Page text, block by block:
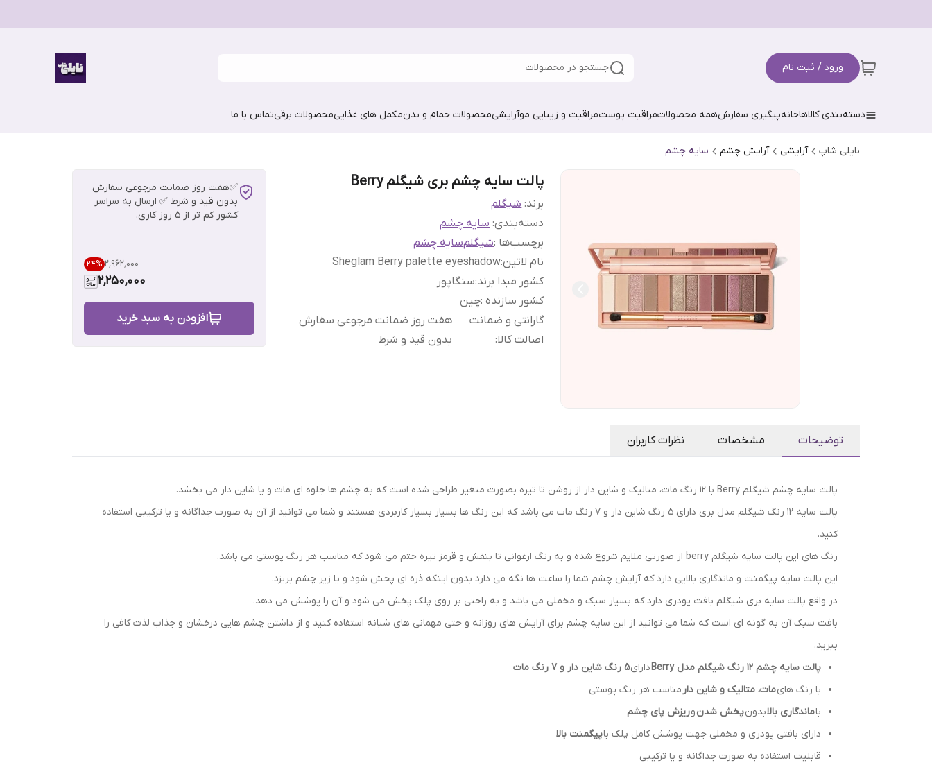
ورود / ثبت نام جستجو در محصولات
دسته‌بندی کالاهاخانهپیگیری سفارشهمه محصولاتمراقبت پوستمراقبت و زیبایی موآرایشیمحصولات حمام و بدنمکمل های غذاییمحصولات برقیتماس با ما
نایلی شاپ آرایشی آرایش چشم سایه چشم
پالت سایه چشم بری شیگلم Berry‎
برند: شیگلم
دسته‌بندی:سایه چشم
برچسب‌ها :شیگلمسایه چشم
نام لاتین:
Sheglam Berry palette eyeshadow
کشور مبدا برند:سنگاپور
کشور سازنده :چین
گارانتی و ضمانت
اصالت کالا:
هفت روز ضمانت مرجوعی سفارش
بدون قید و شرط
✅هفت روز ضمانت مرجوعی سفارش
بدون قید و شرط ✅ ارسال به سراسر
کشور کم تر از 5 روز کاری.
۲٬۹۶۲٬۰۰۰ 24%
2,250,000
افزودن به سبد خرید
توضیحات مشخصات نظرات کاربران
پالت سایه چشم شیگلم Berry‎ با 12 رنگ مات، متالیک و شاین دار از روشن تا تیره بصورت متغیر طراحی شده است که به چشم ها جلوه ای مات و یا شاین دار می بخشد.
پالت سایه 12 رنگ شیگلم مدل بری دارای 5 رنگ شاین دار و 7 رنگ مات می باشد که این رنگ ها بسیار بسیار کاربردی هستند و شما می توانید از آن به صورت جداگانه و یا ترکیبی استفاده
کنید.
رنگ های این پالت سایه شیگلم berry از صورتی ملایم شروع شده و به رنگ ارغوانی تا بنفش و قرمز تیره ختم می شود که مناسب هر رنگ پوستی می باشد.
این پالت سایه پیگمنت و ماندگاری بالایی دارد که آرایش چشم شما را ساعت ها نگه می دارد بدون اینکه ذره ای پخش شود و یا زیر چشم بریزد.
در واقع پالت سایه بری شیگلم بافت پودری دارد که بسیار سبک و مخملی می باشد و به راحتی بر روی پلک پخش می شود و آن را پوشش می دهد.
بافت سبک آن به گونه ای است که شما می توانید از این سایه چشم برای آرایش های روزانه و حتی مهمانی های شبانه استفاده کنید و از داشتن چشم هایی درخشان و جذاب لذت کافی را
ببرید.
پالت سایه چشم 12 رنگ شیگلم مدل Berry‎
دارای5 رنگ شاین دار و 7 رنگ مات
با رنگ هایمات، متالیک و شاین دارمناسب هر رنگ پوستی
باماندگاری بالابدونپخش شدنوریزش پای چشم
دارای بافتی پودری و مخملی جهت پوشش کامل پلک باپیگمنت بالا
قابلیت استفاده به صورت جداگانه و یا ترکیبی